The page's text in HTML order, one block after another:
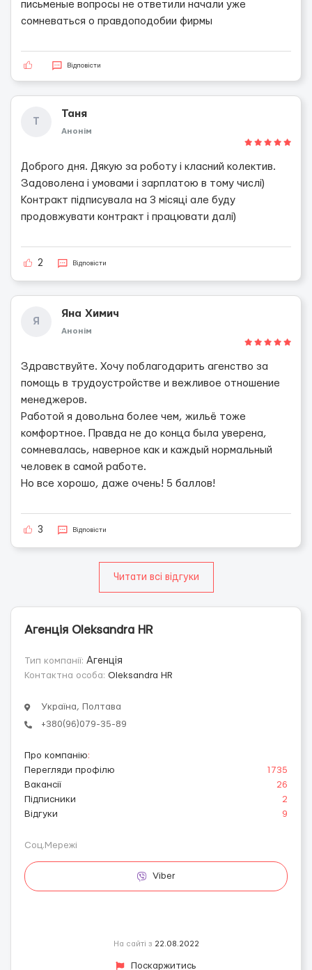
письменые вопросы не ответили начали уже
сомневаться о правдоподобии фирмы
Відповісти
Т
Таня
Анонім
Доброго дня. Дякую за роботу і класний колектив.
Задоволена і умовами і зарплатою в тому числі)
Контракт підписувала на 3 місяці але буду
продовжувати контракт і працювати далі)
2 Відповісти
Я
Яна Химич
Анонім
Здравствуйте. Хочу поблагодарить агенство за
помощь в трудоустройстве и вежливое отношение
менеджеров.
Работой я довольна более чем, жильё тоже
комфортное. Правда не до конца была уверена,
сомневалась, наверное как и каждый нормальный
человек в самой работе.
Но все хорошо, даже очень! 5 баллов!
3 Відповісти
Читати всі відгуки
Агенція Oleksandra HR
Тип компанії: Агенція
Контактна особа: Oleksandra HR
Україна, Полтава
+380(96)079-35-89
Про компанію:
Перегляди профілю
1735
Вакансії
26
Підписники
2
Відгуки
9
Соц.Мережі
Viber
На сайті з 22.08.2022
Поскаржитись